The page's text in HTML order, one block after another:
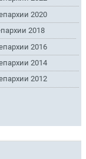
2020
2018
2016
2014
2012